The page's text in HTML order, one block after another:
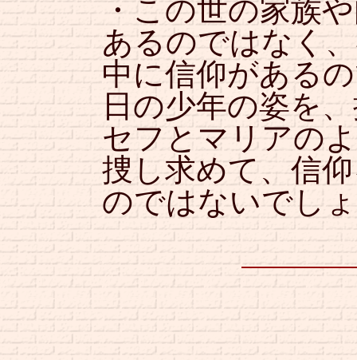
・この世の家族
あるのではなく
中に信仰がある
日の少年の姿を
セフとマリアの
捜し求めて、信
のではないでし